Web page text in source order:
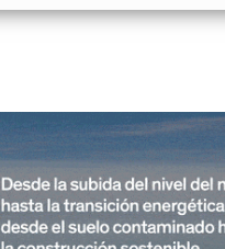
condiciones y políticas